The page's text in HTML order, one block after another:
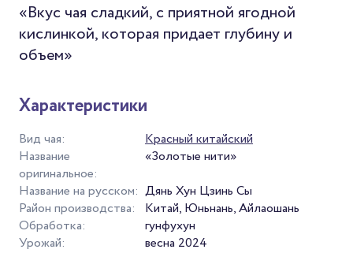
«Вкус чая сладкий, с приятной ягодной
кислинкой, которая придает глубину и
объем»
Характеристики
Вид чая:
Красный китайский
Название
оригинальное:
«Золотые нити»
Название на русском: Дянь Хун Цзинь Сы
Район производства:
Китай, Юньнань, Айлаошань
Обработка:
гунфухун
Урожай:
весна 2024